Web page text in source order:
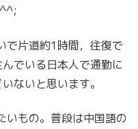
で片道約1時間，往復で
でいる日本人で通勤に
ないと思います。
いもの。普段は中国語の